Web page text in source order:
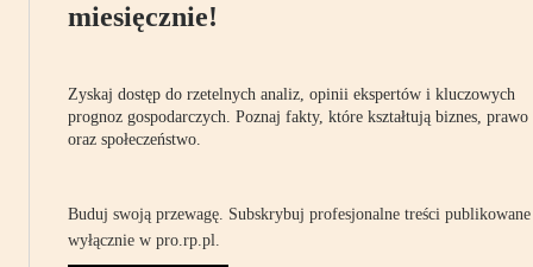
miesięcznie!
Zyskaj dostęp do rzetelnych analiz, opinii ekspertów i kluczowych
prognoz gospodarczych. Poznaj fakty, które kształtują biznes, prawo
oraz społeczeństwo.
Buduj swoją przewagę. Subskrybuj profesjonalne treści publikowane
wyłącznie w pro.rp.pl.